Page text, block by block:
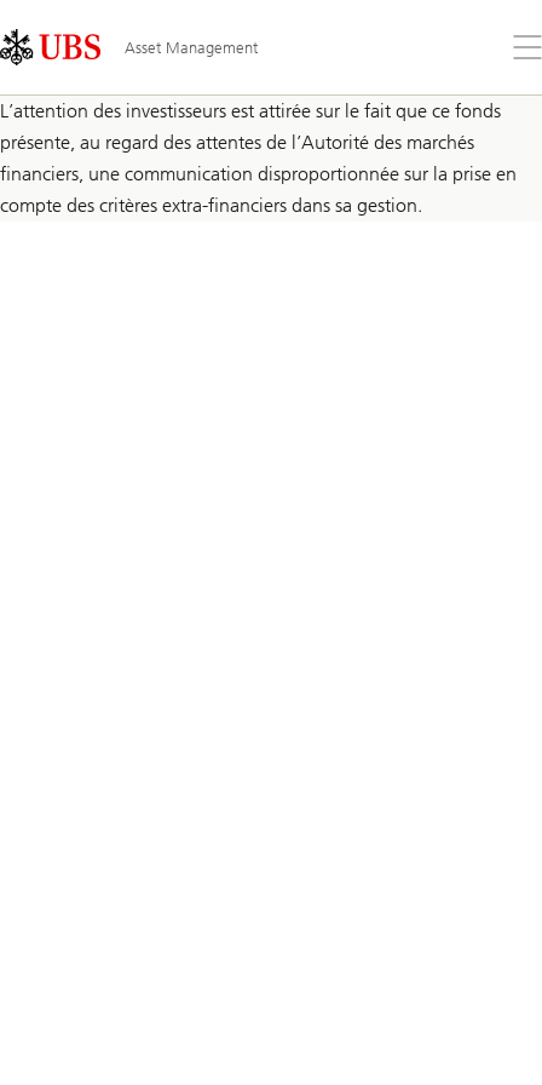
Links
Area
Asset Management
le
L’attention des investisseurs est attirée sur le fait que ce fonds
présente, au regard des attentes de l’Autorité des marchés
financiers, une communication disproportionnée sur la prise en
compte des critères extra-financiers dans sa gestion.